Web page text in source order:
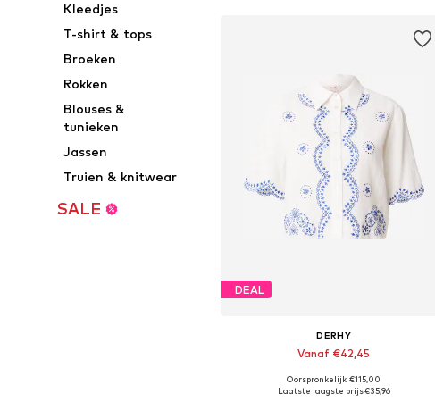
Kleedjes
T-shirt & tops
Broeken
Rokken
Blouses &
tunieken
Jassen
Truien & knitwear
SALE
DEAL
DERHY
Vanaf €42,45
Beschikbare maten: S, M, L
Oorspronkelijk: €115,00
Laatste laagste prijs:€35,96